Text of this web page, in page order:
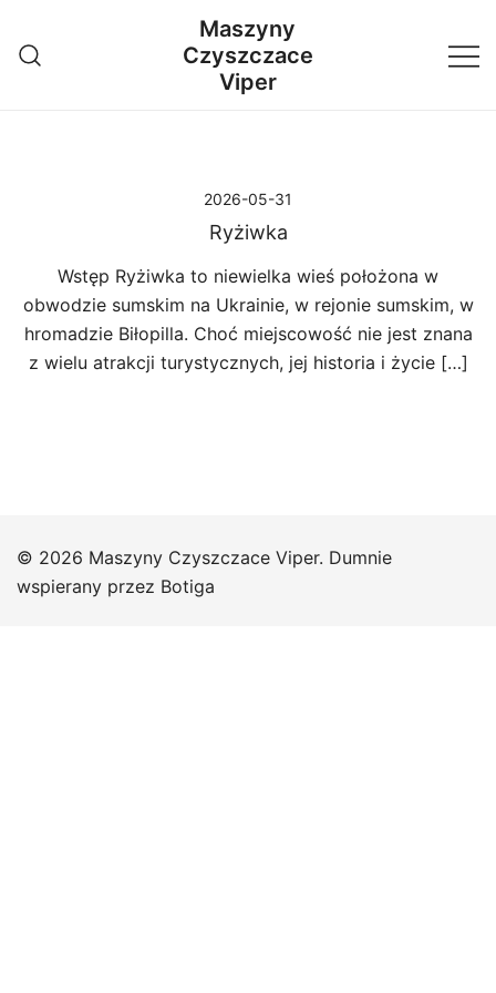
treści
Maszyny
Czyszczace
Viper
2026-05-31
Ryżiwka
Wstęp Ryżiwka to niewielka wieś położona w
obwodzie sumskim na Ukrainie, w rejonie sumskim, w
hromadzie Biłopilla. Choć miejscowość nie jest znana
z wielu atrakcji turystycznych, jej historia i życie […]
© 2026 Maszyny Czyszczace Viper. Dumnie
wspierany przez Botiga